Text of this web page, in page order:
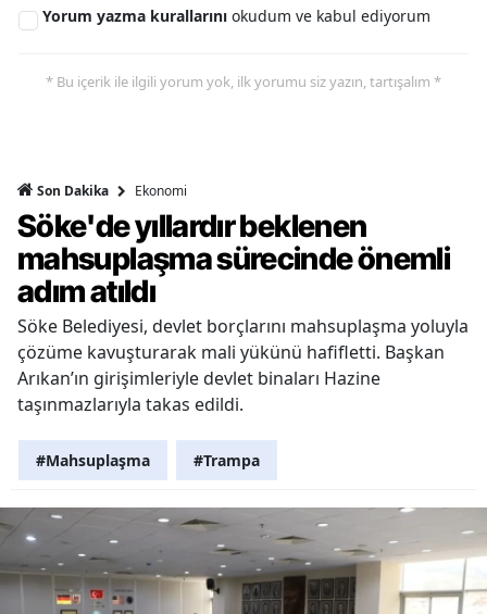
Yorum yazma kurallarını okudum ve kabul ediyorum
* Bu içerik ile ilgili yorum yok, ilk yorumu siz yazın, tartışalım *
Son Dakika Ekonomi
Söke'de yıllardır beklenen
mahsuplaşma sürecinde önemli
adım atıldı
Söke Belediyesi, devlet borçlarını mahsuplaşma yoluyla
çözüme kavuşturarak mali yükünü hafifletti. Başkan
Arıkan’ın girişimleriyle devlet binaları Hazine
taşınmazlarıyla takas edildi.
#Mahsuplaşma #Trampa